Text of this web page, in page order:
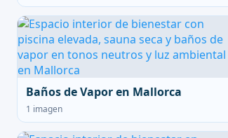
Baños de Vapor en Mallorca
1 imagen